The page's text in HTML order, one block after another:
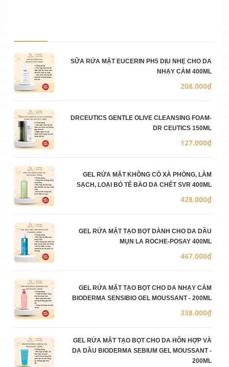
Ảnh sản phẩmSỮA RỬA MẶT EUCERIN PH5 DỊU NHẸ CHO DA
NHẠY CẢM 400ML
208.000₫
DRCEUTICS GENTLE OLIVE CLEANSING FOAM-
DR CEUTICS 150ML
127.000₫
GEL RỬA MẶT KHÔNG CÓ XÀ PHÒNG, LÀM
SẠCH, LOẠI BỎ TẾ BÀO DA CHẾT SVR 400ML
428.000₫
GEL RỬA MẶT TẠO BỌT DÀNH CHO DA DẦU
MỤN LA ROCHE-POSAY 400ML
467.000₫
GEL RỬA MẶT TẠO BỌT CHO DA NHẠY CẢM
BIODERMA SENSIBIO GEL MOUSSANT - 200ML
338.000₫
GEL RỬA MẶT TẠO BỌT CHO DA HỖN HỢP VÀ
DA DẦU BIODERMA SEBIUM GEL MOUSSANT -
200ML